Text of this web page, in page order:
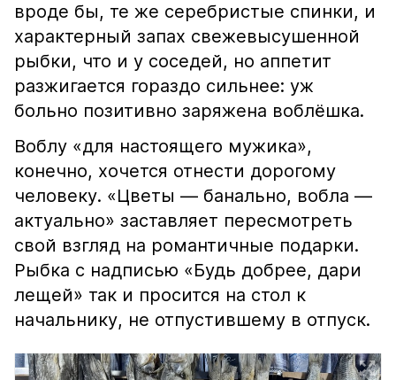
вроде бы, те же серебристые спинки, и
характерный запах свежевысушенной
рыбки, что и у соседей, но аппетит
разжигается гораздо сильнее: уж
больно позитивно заряжена воблёшка.
Воблу «для настоящего мужика»,
конечно, хочется отнести дорогому
человеку. «Цветы — банально, вобла —
актуально» заставляет пересмотреть
свой взгляд на романтичные подарки.
Рыбка с надписью «Будь добрее, дари
лещей» так и просится на стол к
начальнику, не отпустившему в отпуск.